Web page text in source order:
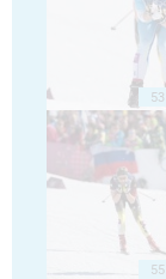
53
55